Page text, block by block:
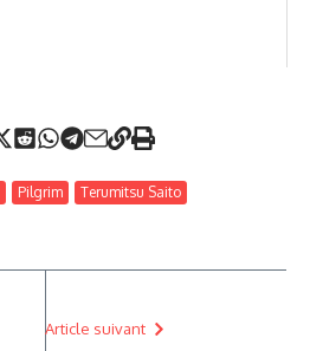
Pilgrim Terumitsu Saito
Article suivant